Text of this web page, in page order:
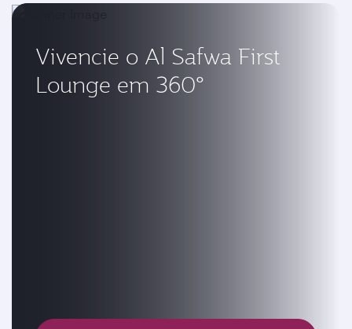
Vivencie o Al Safwa First
Lounge em 360°